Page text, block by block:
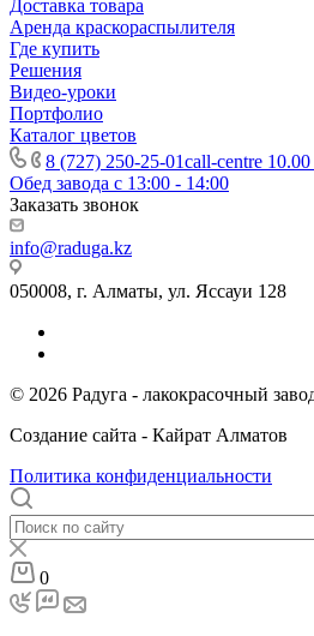
Доставка товара
Аренда краскораспылителя
Где купить
Решения
Видео-уроки
Портфолио
Каталог цветов
8 (727) 250-25-01call-centre
Обед завода с 13:00 - 14:00
Заказать звонок
info@raduga.kz
050008, г. Алматы, ул. Яссауи 128
© 2026 Радуга - лакокрасочный
Создание сайта - Кайрат Алматов
Политика конфиденциальности
0